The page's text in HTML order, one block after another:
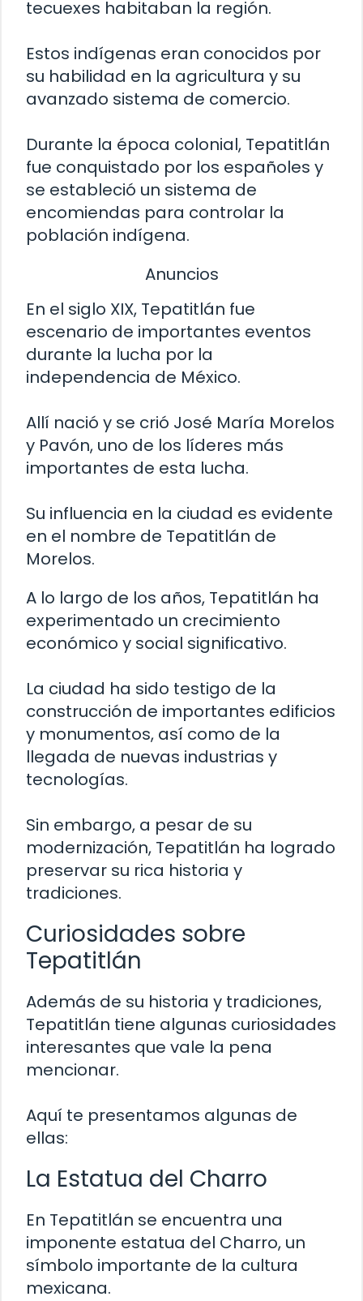
tecuexes habitaban la región.
Estos indígenas eran conocidos por
su habilidad en la agricultura y su
avanzado sistema de comercio.
Durante la época colonial, Tepatitlán
fue conquistado por los españoles y
se estableció un sistema de
encomiendas para controlar la
población indígena.
Anuncios
En el siglo XIX, Tepatitlán fue
escenario de importantes eventos
durante la lucha por la
independencia de México.
Allí nació y se crió José María Morelos
y Pavón, uno de los líderes más
importantes de esta lucha.
Su influencia en la ciudad es evidente
en el nombre de Tepatitlán de
Morelos.
A lo largo de los años, Tepatitlán ha
experimentado un crecimiento
económico y social significativo.
La ciudad ha sido testigo de la
construcción de importantes edificios
y monumentos, así como de la
llegada de nuevas industrias y
tecnologías.
Sin embargo, a pesar de su
modernización, Tepatitlán ha logrado
preservar su rica historia y
tradiciones.
Curiosidades sobre
Tepatitlán
Además de su historia y tradiciones,
Tepatitlán tiene algunas curiosidades
interesantes que vale la pena
mencionar.
Aquí te presentamos algunas de
ellas:
La Estatua del Charro
En Tepatitlán se encuentra una
imponente estatua del Charro, un
símbolo importante de la cultura
mexicana.